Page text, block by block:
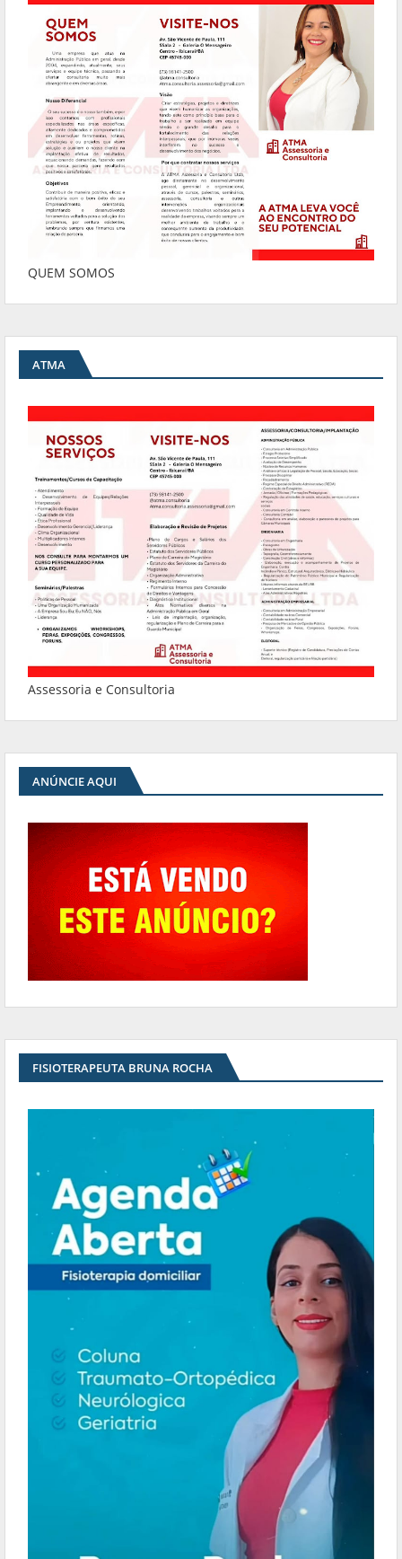
QUEM SOMOS
ATMA
Assessoria e Consultoria
ANÚNCIE AQUI
FISIOTERAPEUTA BRUNA ROCHA